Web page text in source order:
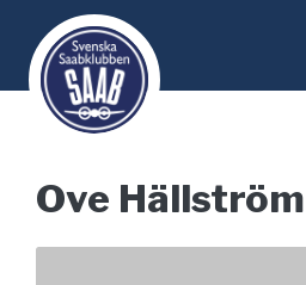
content
Ove Hällström